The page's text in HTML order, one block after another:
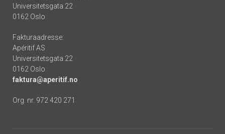
Universitetsgata 22
0162 Oslo
Fakturaadresse:
Apéritif AS
Universitetsgata 22
0162 Oslo
faktura@aperitif.no
Org. nr. 972 420 271